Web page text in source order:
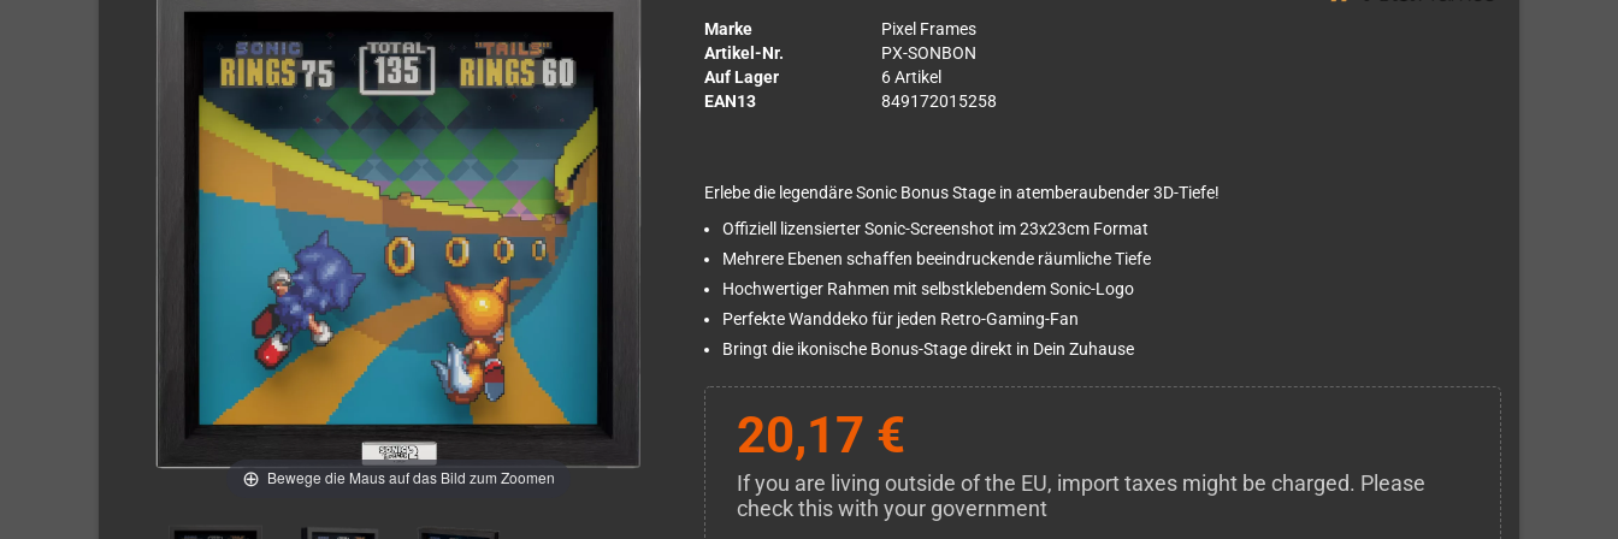
Bewege die Maus auf das Bild zum Zoomen
Marke
Pixel Frames
Artikel-Nr.
PX-SONBON
Auf Lager
6 Artikel
EAN13
849172015258
Erlebe die legendäre Sonic Bonus Stage in atemberaubender 3D-Tiefe!
Offiziell lizensierter Sonic-Screenshot im 23x23cm Format
Mehrere Ebenen schaffen beeindruckende räumliche Tiefe
Hochwertiger Rahmen mit selbstklebendem Sonic-Logo
Perfekte Wanddeko für jeden Retro-Gaming-Fan
Bringt die ikonische Bonus-Stage direkt in Dein Zuhause
20,17 €
If you are living outside of the EU, import taxes might be charged. Please
check this with your government